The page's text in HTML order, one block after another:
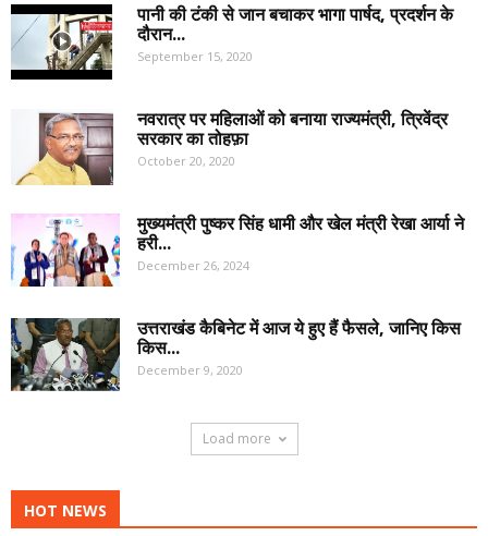
पानी की टंकी से जान बचाकर भागा पार्षद, प्रदर्शन के
दौरान...
September 15, 2020
नवरात्र पर महिलाओं को बनाया राज्यमंत्री, त्रिवेंद्र
सरकार का तोहफ़ा
October 20, 2020
मुख्यमंत्री पुष्कर सिंह धामी और खेल मंत्री रेखा आर्या ने
हरी...
December 26, 2024
उत्तराखंड कैबिनेट में आज ये हुए हैं फैसले, जानिए किस
किस...
December 9, 2020
Load more
HOT NEWS